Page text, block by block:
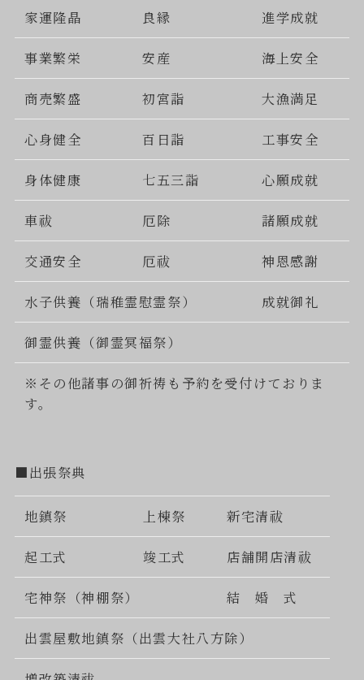
家運隆晶 良縁 進学成就
事業繁栄 安産 海上安全
商売繁盛 初宮詣 大漁満足
心身健全 百日詣 工事安全
身体健康 七五三詣 心願成就
車祓 厄除 諸願成就
交通安全 厄祓 神恩感謝
水子供養（瑞稚霊慰霊祭） 成就御礼
御霊供養（御霊冥福祭）
※その他諸事の御祈祷も予約を受付けておりま
す。
■出張祭典
地鎮祭 上棟祭 新宅清祓
起工式 竣工式 店舗開店清祓
宅神祭（神棚祭） 結 婚 式
出雲屋敷地鎮祭（出雲大社八方除）